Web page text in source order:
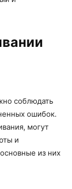
соблюдать
ошибок.
могут
и
из них